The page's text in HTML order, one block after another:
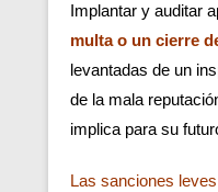
Implantar y auditar
multa o un cierre
levantadas de un
de la mala
implica para su
Las sanciones